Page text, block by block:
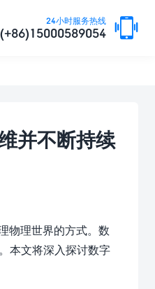
24小时服务热线
(+86)15000589054 
并不断持续
物理世界的方式。数
本文将深入探讨数字